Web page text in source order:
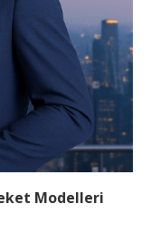
Modelleri